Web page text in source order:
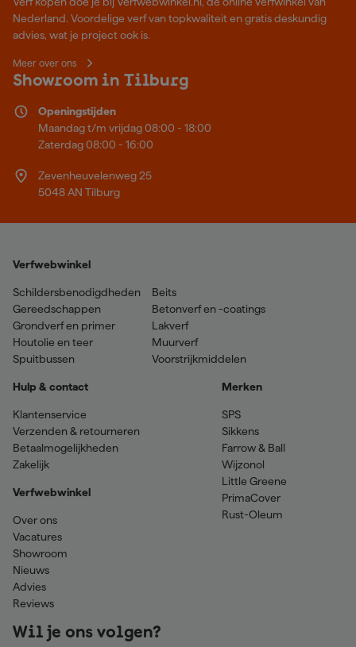
Nederland. Voordelige verf van topkwaliteit en gratis deskundig
advies, wat je project ook is.
Meer over ons
Showroom in Tilburg
Openingstijden
Maandag t/m vrijdag 08:00 - 18:00
Zaterdag 08:00 - 16:00
Zevenheuvelenweg 25
5048 AN Tilburg
Verfwebwinkel
Schildersbenodigdheden
Gereedschappen
Grondverf en primer
Houtolie en teer
Spuitbussen
Beits
Betonverf en -coatings
Lakverf
Muurverf
Voorstrijkmiddelen
Hulp & contact
Klantenservice
Verzenden & retourneren
Betaalmogelijkheden
Zakelijk
Verfwebwinkel
Over ons
Vacatures
Showroom
Nieuws
Advies
Reviews
Merken
SPS
Sikkens
Farrow & Ball
Wijzonol
Little Greene
PrimaCover
Rust-Oleum
Wil je ons volgen?